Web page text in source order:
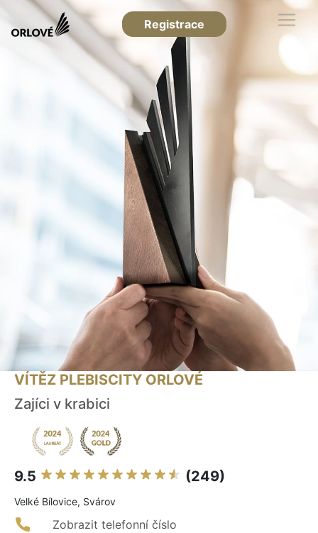
Registrace
VÍTĚZ PLEBISCITY ORLOVÉ
Zajíci v krabici
9.5 (249)
Velké Bílovice, Svárov
Zobrazit telefonní číslo